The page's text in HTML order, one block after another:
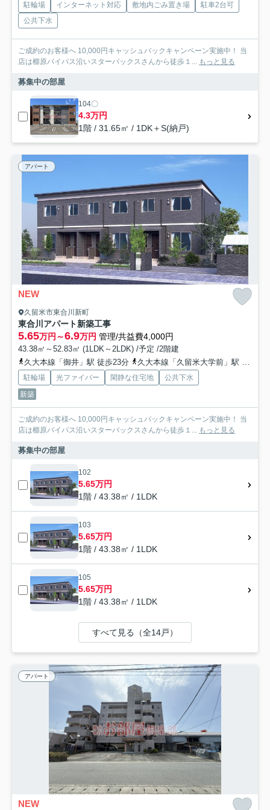
駐輪場 インターネット対応 敷地内ごみ置き場
駐車2台可
公共下水
ご成約のお客様へ 10,000円キャッシュバックキャンペーン実施中！ 当
店は櫛原バイパス沿いスターバックスさんから徒歩１... もっと見る
募集中の部屋
104〇
4.3万円
1階 / 31.65㎡ / 1DK＋S(納戸)
アパート
NEW
久留米市東合川新町
東合川アパート新築工事
5.65万円～6.9万円 管理/共益費4,000円
43.38㎡～52.83㎡ (1LDK～2LDK) /予定 /2階建
久大本線「御井」駅 徒歩23分
久大本線「久留米大学前」駅 徒歩30分
駐輪場 光ファイバー 閑静な住宅地
公共下水
新築
ご成約のお客様へ 10,000円キャッシュバックキャンペーン実施中！ 当
店は櫛原バイパス沿いスターバックスさんから徒歩１... もっと見る
募集中の部屋
102
5.65万円
1階 / 43.38㎡ / 1LDK
103
5.65万円
1階 / 43.38㎡ / 1LDK
105
5.65万円
1階 / 43.38㎡ / 1LDK
すべて見る（全14戸）
アパート
NEW